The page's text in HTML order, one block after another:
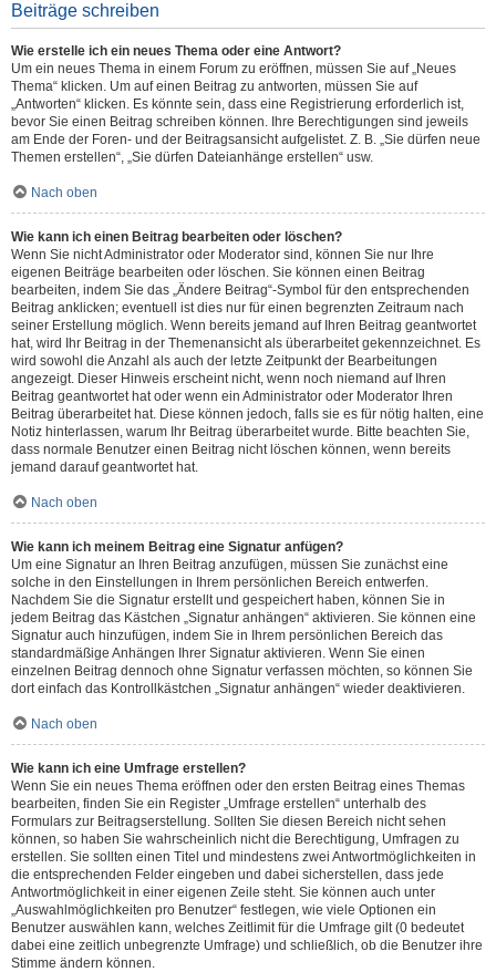
Beiträge schreiben
Wie erstelle ich ein neues Thema oder eine Antwort?
Um ein neues Thema in einem Forum zu eröffnen, müssen Sie auf „Neues
Thema“ klicken. Um auf einen Beitrag zu antworten, müssen Sie auf
„Antworten“ klicken. Es könnte sein, dass eine Registrierung erforderlich ist,
bevor Sie einen Beitrag schreiben können. Ihre Berechtigungen sind jeweils
am Ende der Foren- und der Beitragsansicht aufgelistet. Z. B. „Sie dürfen neue
Themen erstellen“, „Sie dürfen Dateianhänge erstellen“ usw.
Nach oben
Wie kann ich einen Beitrag bearbeiten oder löschen?
Wenn Sie nicht Administrator oder Moderator sind, können Sie nur Ihre
eigenen Beiträge bearbeiten oder löschen. Sie können einen Beitrag
bearbeiten, indem Sie das „Ändere Beitrag“-Symbol für den entsprechenden
Beitrag anklicken; eventuell ist dies nur für einen begrenzten Zeitraum nach
seiner Erstellung möglich. Wenn bereits jemand auf Ihren Beitrag geantwortet
hat, wird Ihr Beitrag in der Themenansicht als überarbeitet gekennzeichnet. Es
wird sowohl die Anzahl als auch der letzte Zeitpunkt der Bearbeitungen
angezeigt. Dieser Hinweis erscheint nicht, wenn noch niemand auf Ihren
Beitrag geantwortet hat oder wenn ein Administrator oder Moderator Ihren
Beitrag überarbeitet hat. Diese können jedoch, falls sie es für nötig halten, eine
Notiz hinterlassen, warum Ihr Beitrag überarbeitet wurde. Bitte beachten Sie,
dass normale Benutzer einen Beitrag nicht löschen können, wenn bereits
jemand darauf geantwortet hat.
Nach oben
Wie kann ich meinem Beitrag eine Signatur anfügen?
Um eine Signatur an Ihren Beitrag anzufügen, müssen Sie zunächst eine
solche in den Einstellungen in Ihrem persönlichen Bereich entwerfen.
Nachdem Sie die Signatur erstellt und gespeichert haben, können Sie in
jedem Beitrag das Kästchen „Signatur anhängen“ aktivieren. Sie können eine
Signatur auch hinzufügen, indem Sie in Ihrem persönlichen Bereich das
standardmäßige Anhängen Ihrer Signatur aktivieren. Wenn Sie einen
einzelnen Beitrag dennoch ohne Signatur verfassen möchten, so können Sie
dort einfach das Kontrollkästchen „Signatur anhängen“ wieder deaktivieren.
Nach oben
Wie kann ich eine Umfrage erstellen?
Wenn Sie ein neues Thema eröffnen oder den ersten Beitrag eines Themas
bearbeiten, finden Sie ein Register „Umfrage erstellen“ unterhalb des
Formulars zur Beitragserstellung. Sollten Sie diesen Bereich nicht sehen
können, so haben Sie wahrscheinlich nicht die Berechtigung, Umfragen zu
erstellen. Sie sollten einen Titel und mindestens zwei Antwortmöglichkeiten in
die entsprechenden Felder eingeben und dabei sicherstellen, dass jede
Antwortmöglichkeit in einer eigenen Zeile steht. Sie können auch unter
„Auswahlmöglichkeiten pro Benutzer“ festlegen, wie viele Optionen ein
Benutzer auswählen kann, welches Zeitlimit für die Umfrage gilt (0 bedeutet
dabei eine zeitlich unbegrenzte Umfrage) und schließlich, ob die Benutzer ihre
Stimme ändern können.